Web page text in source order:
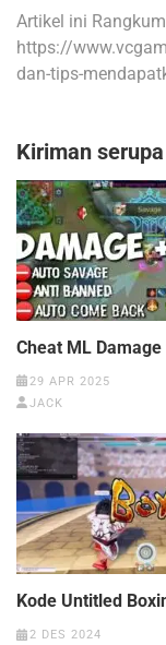
Artikel ini
https://
dan-tips-
Kiriman serupa
Cheat ML
29 APR 2025
JACK
Kode Untitled
2 DES 2024